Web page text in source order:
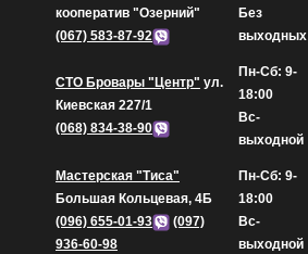
кооператив "Озерний"
(067) 583-87-92
Без
выходных
СТО Бровары "Центр" ул.
Киевская 227/1
(068) 834-38-90
Пн-Сб: 9-
18:00
Вс-
выходной
Мастерская "Тиса"
Большая Кольцевая, 4Б
(096) 655-01-93
(097)
936-60-98
Пн-Сб: 9-
18:00
Вс-
выходной